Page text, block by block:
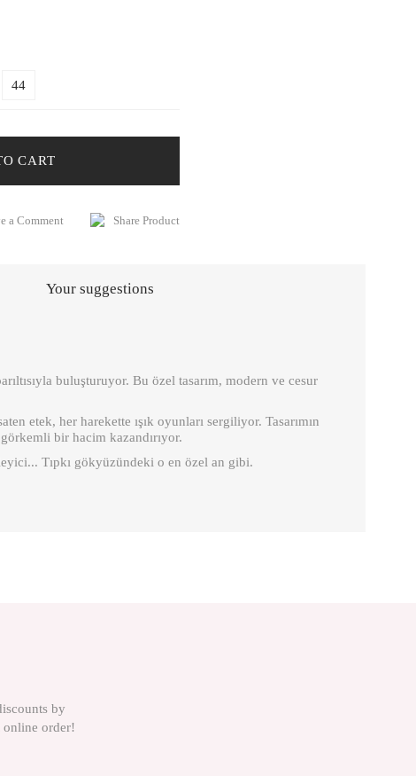
44
CART
a Comment Share Product
Your suggestions
buluşturuyor. Bu özel tasarım, modern ve cesur
etek, her harekette ışık oyunları sergiliyor. Tasarımın
bir hacim kazandırıyor.
Tıpkı gökyüzündeki o en özel an gibi.
by
order!